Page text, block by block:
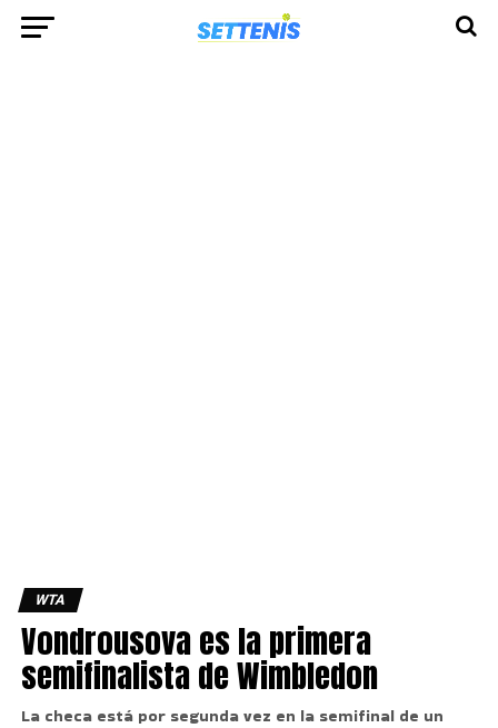
WTA
Vondrousova es la primera
semifinalista de Wimbledon
La checa está por segunda vez en la semifinal de un